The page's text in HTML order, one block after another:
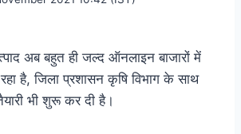
अब बहुत ही जल्द ऑनलाइन बाजारों में
है, जिला प्रशासन कृषि विभाग के साथ
भी शुरू कर दी है।